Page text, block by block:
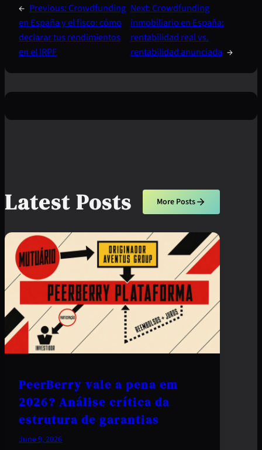
← Previous:Crowdfunding
en España y el fisco: cómo
declarar tus rendimientos
en el IRPF
Next:Crowdfunding
inmobiliario en España:
rentabilidad real vs.
rentabilidad anunciada →
Latest Posts More Posts
PeerBerry vale a pena em
2026? Análise crítica da
estrutura de garantias
June 9, 2026